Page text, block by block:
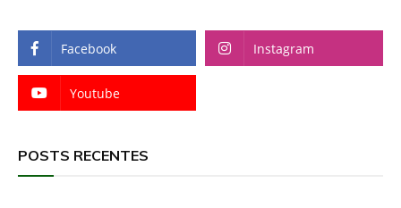
Facebook Instagram
Youtube
POSTS RECENTES